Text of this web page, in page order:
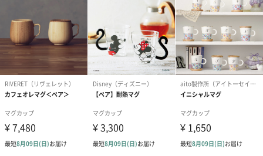
ワイングラスのようなお洒落なデザイン
ワイングラスのようなかたちは、マグの口を狭くすることによ
り、口の中にコーヒーがスムーズに流れ入り、おいしさとアロマ
を口の中全体で感じることができます。
口元のすぼんだ独特のかたちは、上部と下部2つの型をひとつにつ
ないでいます。
その境目を消す作業は人の手によってとても繊細な作業でおこな